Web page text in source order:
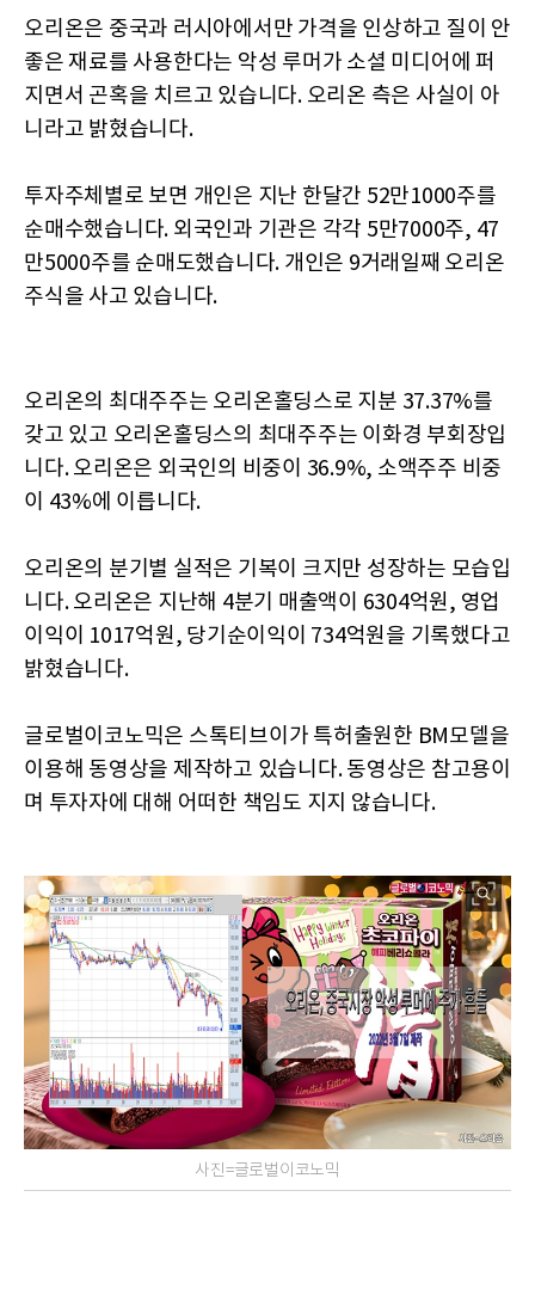
오리온은 중국과 러시아에서만 가격을 인상하고 질이 안
좋은 재료를 사용한다는 악성 루머가 소셜 미디어에 퍼
지면서 곤혹을 치르고 있습니다. 오리온 측은 사실이 아
니라고 밝혔습니다.
투자주체별로 보면 개인은 지난 한달간 52만1000주를
순매수했습니다. 외국인과 기관은 각각 5만7000주, 47
만5000주를 순매도했습니다. 개인은 9거래일째 오리온
주식을 사고 있습니다.
오리온의 최대주주는 오리온홀딩스로 지분 37.37%를
갖고 있고 오리온홀딩스의 최대주주는 이화경 부회장입
니다. 오리온은 외국인의 비중이 36.9%, 소액주주 비중
이 43%에 이릅니다.
오리온의 분기별 실적은 기복이 크지만 성장하는 모습입
니다. 오리온은 지난해 4분기 매출액이 6304억원, 영업
이익이 1017억원, 당기순이익이 734억원을 기록했다고
밝혔습니다.
글로벌이코노믹은 스톡티브이가 특허출원한 BM모델을
이용해 동영상을 제작하고 있습니다. 동영상은 참고용이
며 투자자에 대해 어떠한 책임도 지지 않습니다.
사진=글로벌이코노믹